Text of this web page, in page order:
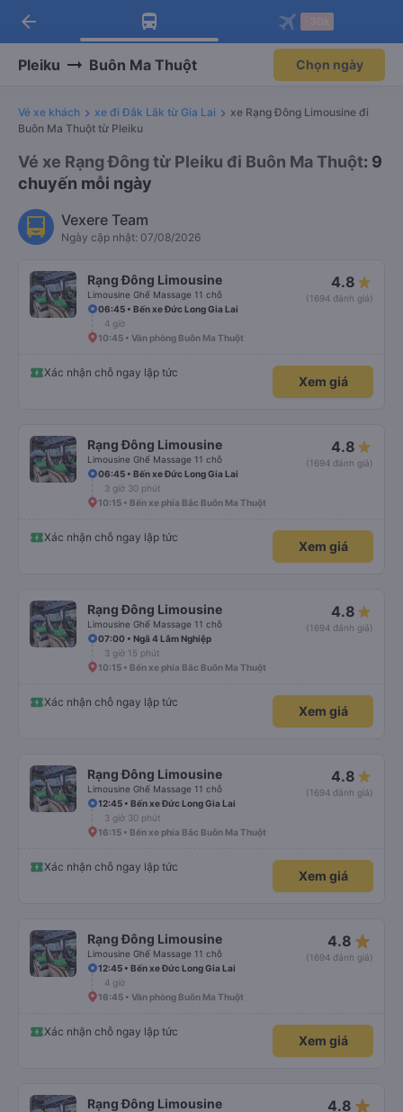
Tải app Vexere ngay!
Nhận ưu đãi thành viên độc
Mở app
Tải app Vexere
-30k/ghế khi đặt vé máy bay qua
Mở app
arrow_back
Pleiku Buôn Ma Thuột Chọn ngày
Vé xe khách xe đi Đắk Lắk từ Gia Lai
xe Rạng Đông Limousine đi
Buôn Ma Thuột từ Pleiku
Vé xe Rạng Đông từ Pleiku đi Buôn Ma Thuột: 9
chuyến mỗi ngày
Vexere Team
Ngày cập nhật: 07/08/2026
Rạng Đông Limousine
Limousine Ghế Massage 11 chỗ
4.8
(1694 đánh giá)
06:45 • Bến xe Đức Long Gia Lai
4 giờ
10:45 • Văn phòng Buôn Ma Thuột
Xác nhận chỗ ngay lập tức
Xem giá
Rạng Đông Limousine
Limousine Ghế Massage 11 chỗ
4.8
(1694 đánh giá)
06:45 • Bến xe Đức Long Gia Lai
3 giờ 30 phút
10:15 • Bến xe phía Bắc Buôn Ma Thuột
Xác nhận chỗ ngay lập tức
Xem giá
Rạng Đông Limousine
Limousine Ghế Massage 11 chỗ
4.8
(1694 đánh giá)
07:00 • Ngã 4 Lâm Nghiệp
3 giờ 15 phút
10:15 • Bến xe phía Bắc Buôn Ma Thuột
Xác nhận chỗ ngay lập tức
Xem giá
Rạng Đông Limousine
Limousine Ghế Massage 11 chỗ
4.8
(1694 đánh giá)
12:45 • Bến xe Đức Long Gia Lai
3 giờ 30 phút
16:15 • Bến xe phía Bắc Buôn Ma Thuột
Xác nhận chỗ ngay lập tức
Xem giá
Rạng Đông Limousine
Limousine Ghế Massage 11 chỗ
4.8 star_rate
(1694 đánh giá)
12:45 • Bến xe Đức Long Gia Lai
4 giờ
16:45 • Văn phòng Buôn Ma Thuột
Xác nhận chỗ ngay lập tức
Xem giá
Rạng Đông Limousine 4.8 star_rate